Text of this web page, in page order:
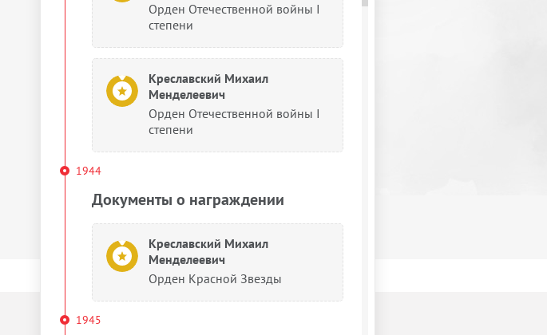
Орден Отечественной войны I
степени
Креславский Михаил
Менделеевич
Орден Отечественной войны I
степени
1944
Документы о награждении
Креславский Михаил
Менделеевич
Орден Красной Звезды
1945